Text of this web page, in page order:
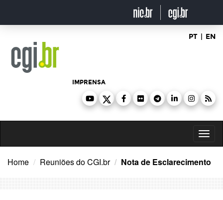
o
PT | EN
IMPRENSA
Home Reuniões do CGI.br Nota de Esclarecimento